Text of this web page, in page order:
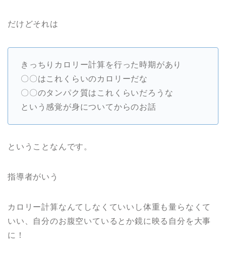
だけどそれは
きっちりカロリー計算を行った時期があり
〇〇はこれくらいのカロリーだな
〇〇のタンパク質はこれくらいだろうな
という感覚が身についてからのお話
ということなんです。
指導者がいう
カロリー計算なんてしなくていいし体重も量らなくて
いい、自分のお腹空いているとか鏡に映る自分を大事
に！